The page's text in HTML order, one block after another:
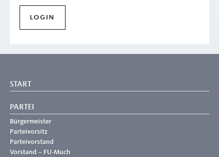
START
PARTEI
Bürgermeister
Parteivorsitz
Parteivorstand
Vorstand – FU-Much